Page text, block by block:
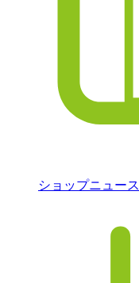
ショップニュース